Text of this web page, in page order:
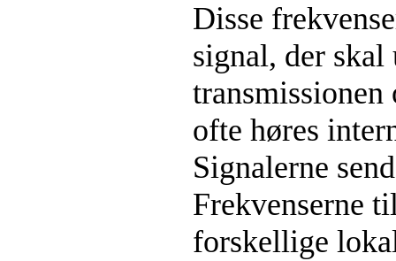
Disse
signal, der skal
transmissionen
ofte høres
Signalerne
Frekvenserne
forskellige